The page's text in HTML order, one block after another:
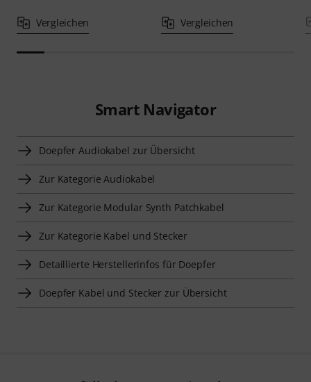
Vergleichen Vergleichen
Smart Navigator
Doepfer Audiokabel zur Übersicht
Zur Kategorie Audiokabel
Zur Kategorie Modular Synth Patchkabel
Zur Kategorie Kabel und Stecker
Detaillierte Herstellerinfos für Doepfer
Doepfer Kabel und Stecker zur Übersicht